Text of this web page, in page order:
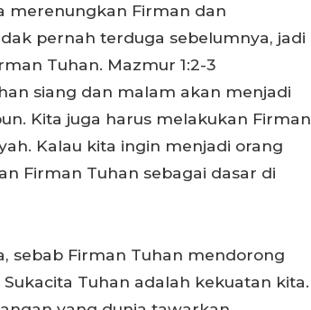
merenungkan Firman dan
pernah terduga sebelumnya, jadi
Tuhan. Mazmur 1:2-3
siang dan malam akan menjadi
Kita juga harus melakukan Firman
Kalau kita ingin menjadi orang
Firman Tuhan sebagai dasar di
sebab Firman Tuhan mendorong
Tuhan adalah kekuatan kita.